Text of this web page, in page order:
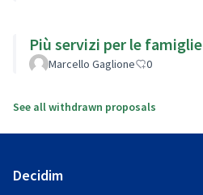
Più servizi per le famiglie
Marcello Gaglione 0
See all withdrawn proposals
Decidim